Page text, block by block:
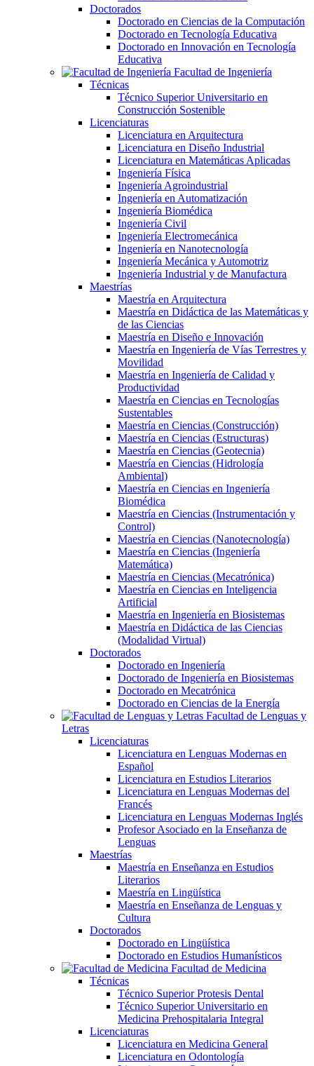
Doctorados
Doctorado en Ciencias de la Computación
Doctorado en Tecnología Educativa
Doctorado en Innovación en Tecnología
Educativa
Facultad de Ingeniería
Técnicas
Técnico Superior Universitario en
Construcción Sostenible
Licenciaturas
Licenciatura en Arquitectura
Licenciatura en Diseño Industrial
Licenciatura en Matemáticas Aplicadas
Ingeniería Física
Ingeniería Agroindustrial
Ingeniería en Automatización
Ingeniería Biomédica
Ingeniería Civil
Ingeniería Electromecánica
Ingeniería en Nanotecnología
Ingeniería Mecánica y Automotriz
Ingeniería Industrial y de Manufactura
Maestrías
Maestría en Arquitectura
Maestría en Didáctica de las Matemáticas y
de las Ciencias
Maestría en Diseño e Innovación
Maestría en Ingeniería de Vías Terrestres y
Movilidad
Maestría en Ingeniería de Calidad y
Productividad
Maestría en Ciencias en Tecnologías
Sustentables
Maestría en Ciencias (Construcción)
Maestría en Ciencias (Estructuras)
Maestría en Ciencias (Geotecnia)
Maestría en Ciencias (Hidrología
Ambiental)
Maestría en Ciencias en Ingeniería
Biomédica
Maestría en Ciencias (Instrumentación y
Control)
Maestría en Ciencias (Nanotecnología)
Maestría en Ciencias (Ingeniería
Matemática)
Maestría en Ciencias (Mecatrónica)
Maestría en Ciencias en Inteligencia
Artificial
Maestría en Ingeniería en Biosistemas
Maestría en Didáctica de las Ciencias
(Modalidad Virtual)
Doctorados
Doctorado en Ingeniería
Doctorado de Ingeniería en Biosistemas
Doctorado en Mecatrónica
Doctorado en Ciencias de la Energía
Facultad de Lenguas y
Letras
Licenciaturas
Licenciatura en Lenguas Modernas en
Español
Licenciatura en Estudios Literarios
Licenciatura en Lenguas Modernas del
Francés
Licenciatura en Lenguas Modernas Inglés
Profesor Asociado en la Enseñanza de
Lenguas
Maestrías
Maestría en Enseñanza en Estudios
Literarios
Maestría en Lingüística
Maestría en Enseñanza de Lenguas y
Cultura
Doctorados
Doctorado en Lingüística
Doctorado en Estudios Humanísticos
Facultad de Medicina
Técnicas
Técnico Superior Protesis Dental
Técnico Superior Universitario en
Medicina Prehospitalaria Integral
Licenciaturas
Licenciatura en Medicina General
Licenciatura en Odontología